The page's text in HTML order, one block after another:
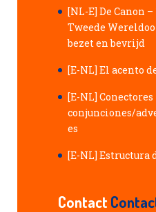
[NL-E] De Canon –
Tweede
bezet en bevrijd
[E-NL] El acento
[E-NL] Conectores
conjunciones/
es
[E-NL] Estructura
Contact